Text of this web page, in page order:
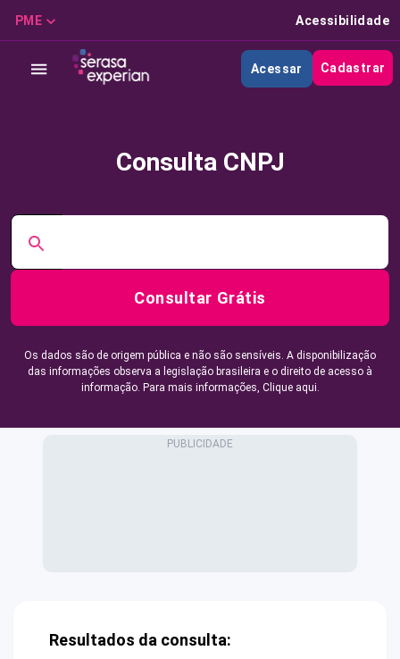
PME Acessibilidade
Acessar Cadastrar
Consulta CNPJ
Consultar Grátis
Os dados são de origem pública e não são sensíveis. A disponibilização
das informações observa a legislação brasileira e o direito de acesso à
informação. Para mais informações, Clique aqui.
Resultados da consulta: